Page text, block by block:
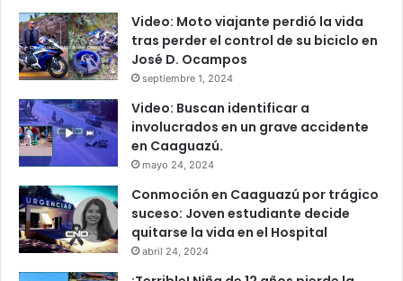
Video: Moto viajante perdió la vida
tras perder el control de su biciclo en
José D. Ocampos
septiembre 1, 2024
Video: Buscan identificar a
involucrados en un grave accidente
en Caaguazú.
mayo 24, 2024
Conmoción en Caaguazú por trágico
suceso: Joven estudiante decide
quitarse la vida en el Hospital
abril 24, 2024